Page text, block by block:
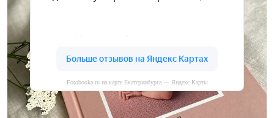
Fotobooka.ru на карте Екатеринбурга — Яндекс Карты